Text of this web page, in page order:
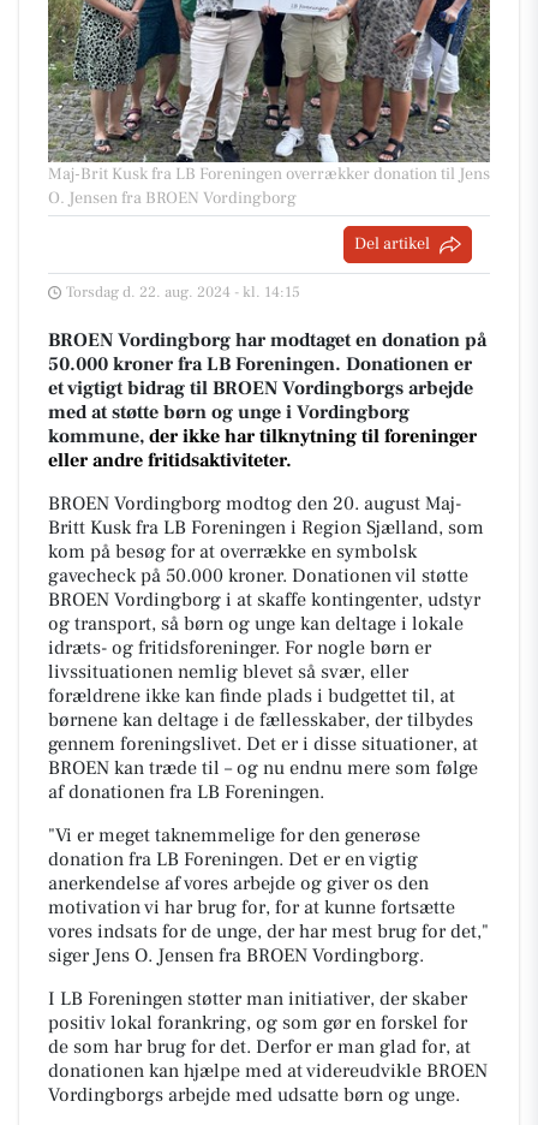
Maj-Brit Kusk fra LB Foreningen overrækker donation til Jens
O. Jensen fra BROEN Vordingborg
Del artikel
Torsdag d. 22. aug. 2024 - kl. 14:15
BROEN Vordingborg har modtaget en donation på
50.000 kroner fra LB Foreningen. Donationen er
et vigtigt bidrag til BROEN Vordingborgs arbejde
med at støtte børn og unge i Vordingborg
kommune, der ikke har tilknytning til foreninger
eller andre fritidsaktiviteter.
BROEN Vordingborg modtog den 20. august Maj-
Britt Kusk fra LB Foreningen i Region Sjælland, som
kom på besøg for at overrække en symbolsk
gavecheck på 50.000 kroner. Donationen vil støtte
BROEN Vordingborg i at skaffe kontingenter, udstyr
og transport, så børn og unge kan deltage i lokale
idræts- og fritidsforeninger. For nogle børn er
livssituationen nemlig blevet så svær, eller
forældrene ikke kan finde plads i budgettet til, at
børnene kan deltage i de fællesskaber, der tilbydes
gennem foreningslivet. Det er i disse situationer, at
BROEN kan træde til – og nu endnu mere som følge
af donationen fra LB Foreningen.
"Vi er meget taknemmelige for den generøse
donation fra LB Foreningen. Det er en vigtig
anerkendelse af vores arbejde og giver os den
motivation vi har brug for, for at kunne fortsætte
vores indsats for de unge, der har mest brug for det,"
siger Jens O. Jensen fra BROEN Vordingborg.
I LB Foreningen støtter man initiativer, der skaber
positiv lokal forankring, og som gør en forskel for
de som har brug for det. Derfor er man glad for, at
donationen kan hjælpe med at videreudvikle BROEN
Vordingborgs arbejde med udsatte børn og unge.